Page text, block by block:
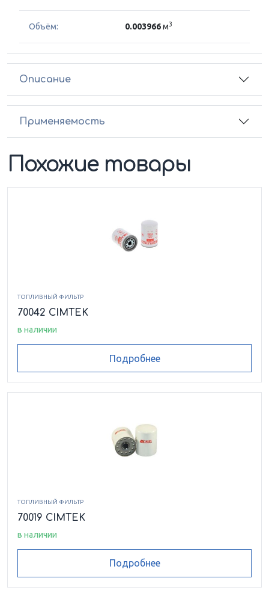
Объём: 0.003966м3
Описание
Применяемость
Похожие товары
ТОПЛИВНЫЙ ФИЛЬТР
70042 CIMTEK
в наличии
Подробнее
ТОПЛИВНЫЙ ФИЛЬТР
70019 CIMTEK
в наличии
Подробнее